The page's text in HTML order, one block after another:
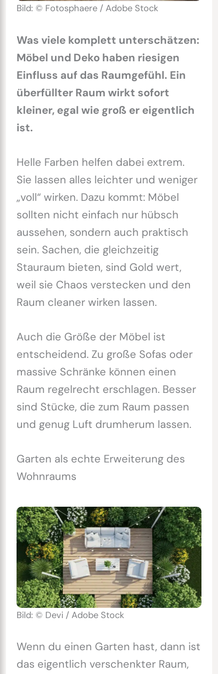
Bild: © Fotosphaere / Adobe Stock
Was viele komplett unterschätzen:
Möbel und Deko haben riesigen
Einfluss auf das Raumgefühl. Ein
überfüllter Raum wirkt sofort
kleiner, egal wie groß er eigentlich
ist.
Helle Farben helfen dabei extrem.
Sie lassen alles leichter und weniger
„voll“ wirken. Dazu kommt: Möbel
sollten nicht einfach nur hübsch
aussehen, sondern auch praktisch
sein. Sachen, die gleichzeitig
Stauraum bieten, sind Gold wert,
weil sie Chaos verstecken und den
Raum cleaner wirken lassen.
Auch die Größe der Möbel ist
entscheidend. Zu große Sofas oder
massive Schränke können einen
Raum regelrecht erschlagen. Besser
sind Stücke, die zum Raum passen
und genug Luft drumherum lassen.
Garten als echte Erweiterung des
Wohnraums
Bild: © Devi / Adobe Stock
Wenn du einen Garten hast, dann ist
das eigentlich verschenkter Raum,